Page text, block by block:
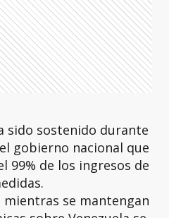
sido sostenido durante
gobierno nacional que
99% de los ingresos de
mientras se mantengan